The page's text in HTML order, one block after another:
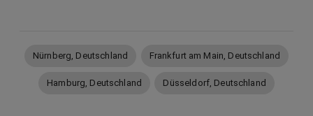
Nürnberg, Deutschland Frankfurt am Main, Deutschland
Hamburg, Deutschland Düsseldorf, Deutschland